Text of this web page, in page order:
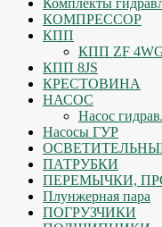
Комплекты
КОМПРЕССОР
КПП
КПП ZF
КПП 8JS
КРЕСТОВИНА
НАСОС
Насос
Насосы ГУР
ПАТРУБКИ
ПЕРЕМЫЧКИ,
Плунжерная пара
ПОГРУЗЧИКИ